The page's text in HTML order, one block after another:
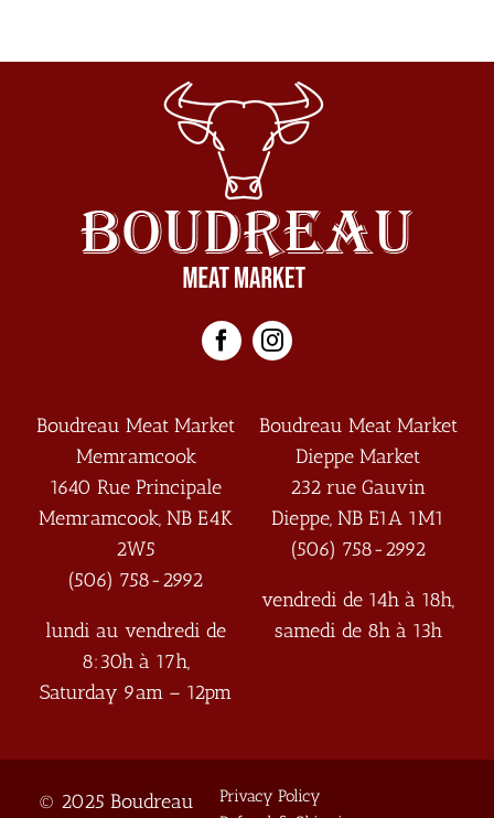
Boudreau Meat Market
Memramcook
1640 Rue Principale
Memramcook,NB E4K
2W5
(506) 758-2992
lundi au vendredi de
8:30h à 17h,
Saturday 9am – 12pm
Boudreau Meat Market
Dieppe Market
232 rue Gauvin
Dieppe,NB E1A 1M1
(506) 758-2992
vendredi de 14h à 18h,
samedi de 8h à 13h
© 2025 Boudreau
Privacy Policy